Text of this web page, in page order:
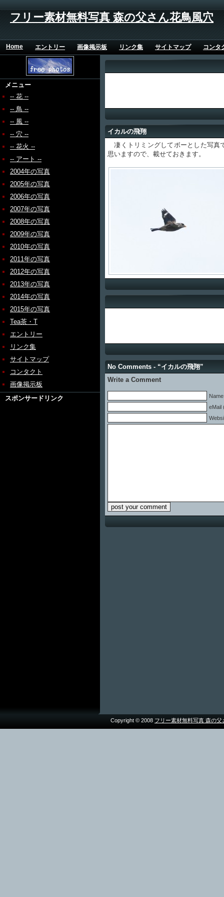
フリー素材無料写真 森の父さん花鳥風穴
Home エントリー 画像掲示板 リンク集 サイトマップ コンタ
メニュー
-- 花 --
-- 鳥 --
-- 風 --
-- 穴 --
-- 花火 --
-- アート --
2004年の写真
2005年の写真
2006年の写真
2007年の写真
2008年の写真
2009年の写真
2010年の写真
2011年の写真
2012年の写真
2013年の写真
2014年の写真
2015年の写真
Tea茶・T
エントリー
リンク集
サイトマップ
コンタクト
画像掲示板
スポンサードリンク
イカルの飛翔
凄くトリミングしてボーとした写真
思いますので、載せておきます。
No Comments - “イカルの飛翔”
Write a Comment
eMail
Copyright © 2008 フリー素材無料写真 森の父